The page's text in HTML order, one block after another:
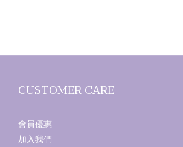
CUSTOMER CARE
會員優惠
加入我們